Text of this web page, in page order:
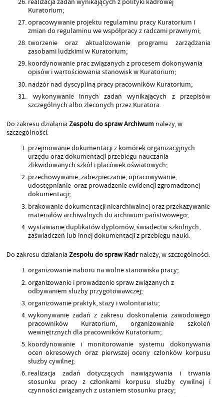
Kuratorium;
opracowywanie projektu regulaminu pracy Kuratorium i
zmian do regulaminu we współpracy z radcami prawnymi;
tworzenie oraz aktualizowanie programu zarządzania
zasobami ludzkimi w Kuratorium;
koordynowanie prac związanych z procesem dokonywania
opisów i wartościowania stanowisk w Kuratorium;
nadzór nad dyscypliną pracy pracowników Kuratorium;
wykonywanie innych zadań wynikających z przepisów
szczególnych albo zleconych przez Kuratora.
Do zakresu działaniaZespołu do spraw Archiwumnależy, w
szczególności:
przejmowanie dokumentacji z komórek organizacyjnych
urzędu oraz dokumentacji przebiegu nauczania
zlikwidowanych szkół i placówek oświatowych;
przechowywanie, zabezpieczanie, opracowywanie,
udostępnianie oraz prowadzenie ewidencji zgromadzonej
dokumentacji;
brakowanie dokumentacji niearchiwalnej oraz przekazywanie
materiałów archiwalnych do archiwum państwowego;
wystawianie duplikatów dyplomów, świadectw szkolnych,
zaświadczeń lub innej dokumentacji z przebiegu nauki.
Do zakresu działaniaZespołu do spraw Kadrnależy, w szczególności:
organizowanie naboru na wolne stanowiska pracy;
organizowanie i prowadzenie spraw związanych z
odbywaniem służby przygotowawczej;
organizowanie praktyk, staży i wolontariatu;
wykonywanie zadań z zakresu doskonalenia zawodowego
pracowników Kuratorium, organizowanie szkoleń
wewnętrznych dla pracowników Kuratorium;
koordynowanie i monitorowanie systemu dokonywania
ocen okresowych oraz pierwszej oceny członków korpusu
służby cywilnej;
realizacja zadań dotyczących nawiązywania i trwania
stosunku pracy z członkami korpusu służby cywilnej i
czynności związanych z ustaniem stosunku pracy;